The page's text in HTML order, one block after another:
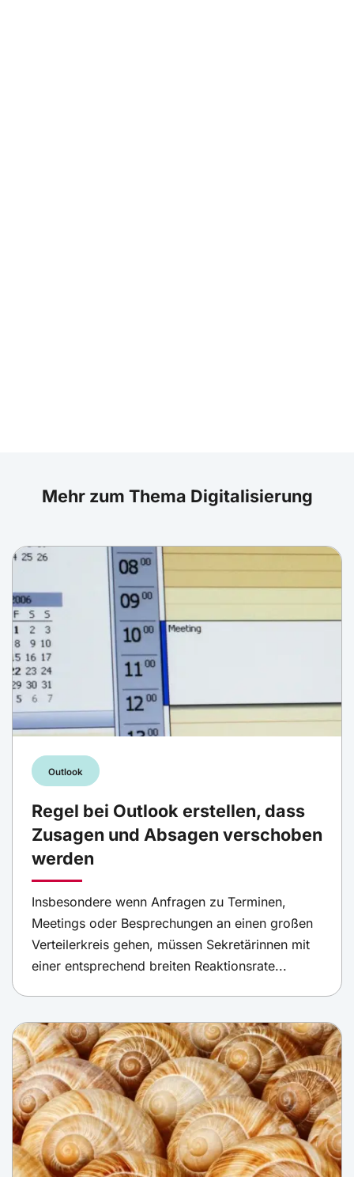
Mehr zum Thema Digitalisierung
Outlook
Regel bei Outlook erstellen, dass
Zusagen und Absagen verschoben
werden
Insbesondere wenn Anfragen zu Terminen,
Meetings oder Besprechungen an einen großen
Verteilerkreis gehen, müssen Sekretärinnen mit
einer entsprechend breiten Reaktionsrate...